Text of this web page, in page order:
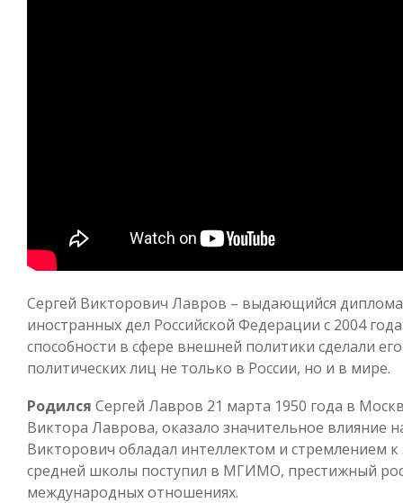
Сергей Викторович Лавров – выдающийся
иностранных дел Российской Федерации с 2004
способности в сфере внешней политики сделали
политических лиц не только в России, но и в мире.
Родился Сергей Лавров 21 марта 1950 года в
Виктора Лаврова, оказало значительное влияние
Викторович обладал интеллектом и стремлением
средней школы поступил в МГИМО, престижный
международных отношениях.